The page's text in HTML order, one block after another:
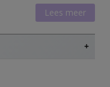
Wax 75ml
Lees meer